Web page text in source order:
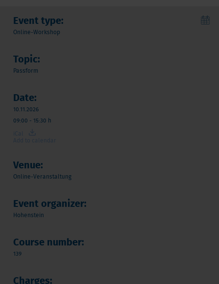
Event type:
Online-Workshop
Topic:
Passform
Date:
10.11.2026
09:00 - 15:30 h
Venue:
Online-Veranstaltung
Event organizer:
Hohenstein
Course number:
139
Charges: